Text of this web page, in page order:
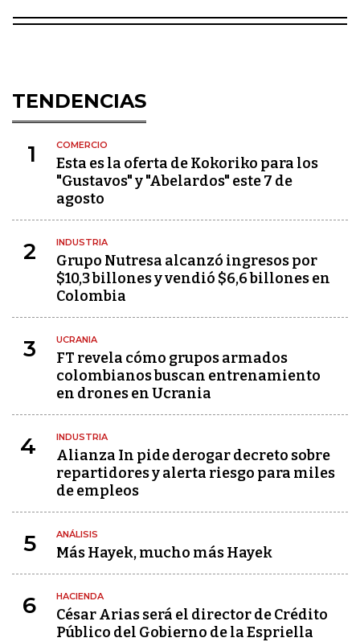
TENDENCIAS
1 COMERCIO
Esta es la oferta de Kokoriko para los
"Gustavos" y "Abelardos" este 7 de
agosto
2 INDUSTRIA
Grupo Nutresa alcanzó ingresos por
$10,3 billones y vendió $6,6 billones en
Colombia
3 UCRANIA
FT revela cómo grupos armados
colombianos buscan entrenamiento
en drones en Ucrania
4 INDUSTRIA
Alianza In pide derogar decreto sobre
repartidores y alerta riesgo para miles
de empleos
5 ANÁLISIS
Más Hayek, mucho más Hayek
6 HACIENDA
César Arias será el director de Crédito
Público del Gobierno de la Espriella